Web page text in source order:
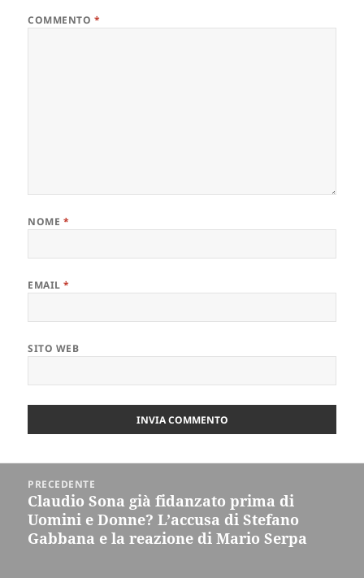
COMMENTO *
NOME *
EMAIL*
SITO WEB
articoliPRECEDENTE
Articolo
precedente:
Claudio Sona già fidanzato prima di
Uomini e Donne? L’accusa di Stefano
Gabbana e la reazione di Mario Serpa